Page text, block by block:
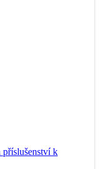
příslušenství k